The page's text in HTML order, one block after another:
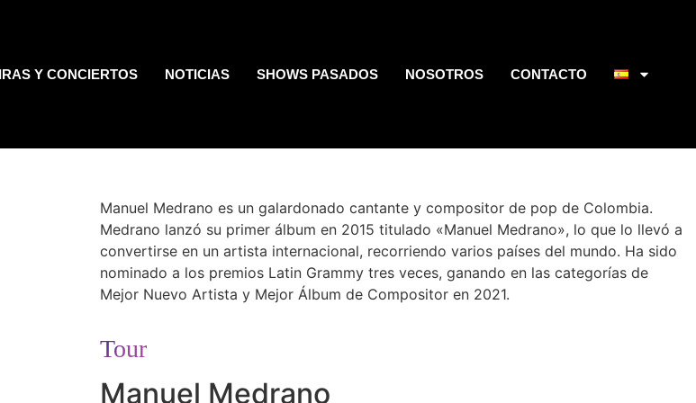
Y CONCIERTOS NOTICIAS SHOWS PASADOS NOSOTROS CONTACTO
Manuel Medrano es un galardonado cantante y compositor de pop de Colombia.
Medrano lanzó su primer álbum en 2015 titulado «Manuel Medrano», lo que lo llevó a
convertirse en un artista internacional, recorriendo varios países del mundo. Ha sido
nominado a los premios Latin Grammy tres veces, ganando en las categorías de
Mejor Nuevo Artista y Mejor Álbum de Compositor en 2021.
Tour
Manuel Medrano